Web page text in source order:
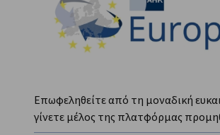
Επωφεληθείτε από τη μοναδική
γίνετε μέλος της πλατφόρμας